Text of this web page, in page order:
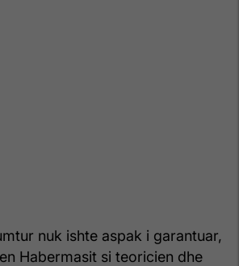
nuk ishte aspak i garantuar,
Habermasit si teoricien dhe